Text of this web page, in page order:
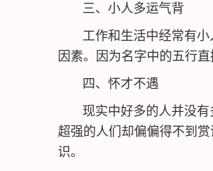
三、小人多运气背
工作和生活中经常有小
因素。因为名字中的五行
四、怀才不遇
现实中好多的人并没有
超强的人们却偏偏得不到
识。